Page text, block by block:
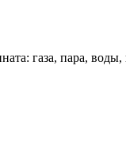
газа, пара,